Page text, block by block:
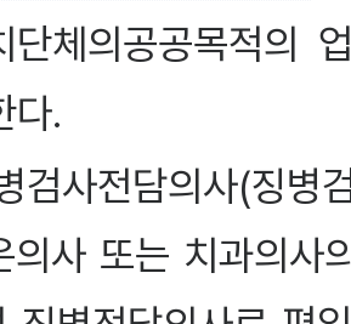
단체의공공목적의
다.
검사전담의사(징병
의사 또는 치과의사